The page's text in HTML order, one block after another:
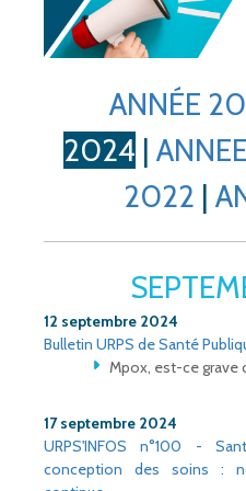
ANNÉE
2024 |
2022 |
12 septembre 2024
Bulletin URPS de Santé
Mpox, est-ce grave
17 septembre 2024
URPS'INFOS n°100 -
conception des soins :